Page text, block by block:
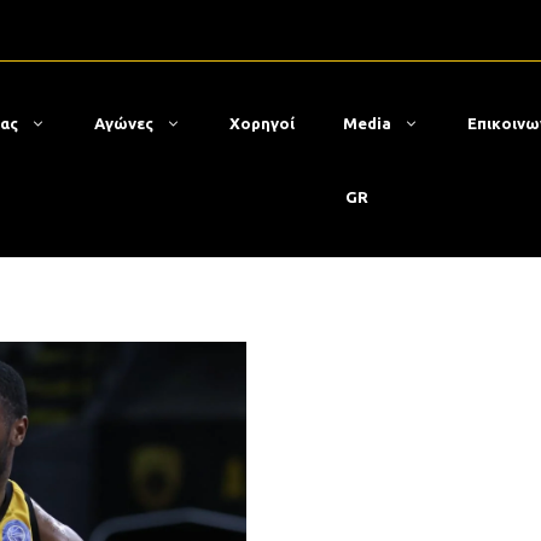
Αγώνες Χορηγοί Media
GR